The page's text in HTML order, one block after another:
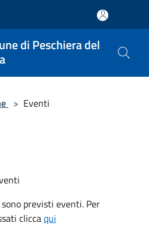
di Peschiera del
> Eventi
previsti eventi. Per
cliccaqui